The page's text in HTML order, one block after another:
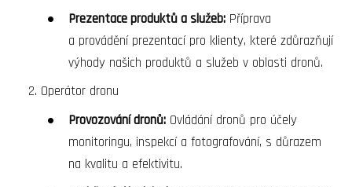
Prezentace produktů a služeb: Příprava
a provádění prezentací pro klienty, které zdůrazňují
výhody našich produktů a služeb v oblasti dronů.
Operátor dronu
Provozování dronů: Ovládání dronů pro účely
monitoringu, inspekcí a fotografování, s důrazem
na kvalitu a efektivitu.